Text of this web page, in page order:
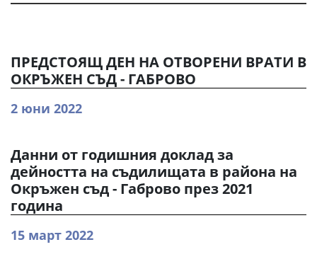
ПРЕДСТОЯЩ ДЕН НА ОТВОРЕНИ ВРАТИ В
ОКРЪЖЕН СЪД - ГАБРОВО
2 юни 2022
Данни от годишния доклад за
дейността на съдилищата в района на
Окръжен съд - Габрово през 2021
година
15 март 2022